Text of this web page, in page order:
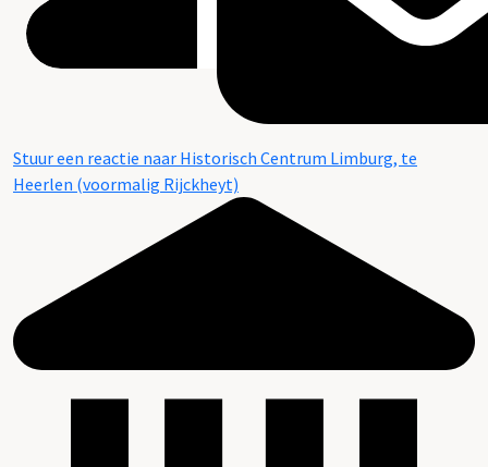
Stuur een reactie naar Historisch Centrum Limburg, te
Heerlen (voormalig Rijckheyt)